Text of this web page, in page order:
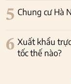
5 Chung cư Hà
6 Xuất khẩu
tốc thế nào?